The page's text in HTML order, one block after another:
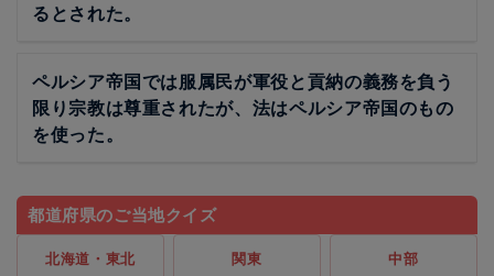
るとされた。
ペルシア帝国では服属民が軍役と貢納の義務を負う
限り宗教は尊重されたが、法はペルシア帝国のもの
を使った。
都道府県のご当地クイズ
北海道・東北 関東 中部